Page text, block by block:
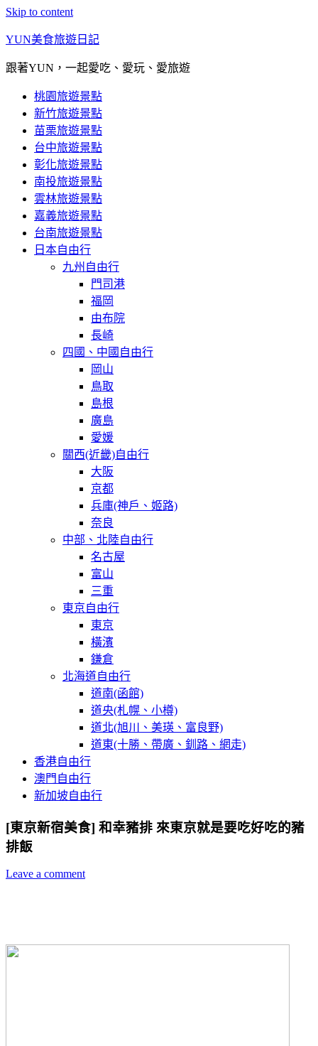
Skip to content
YUN美食旅遊日記
跟著YUN，一起愛吃、愛玩、愛旅遊
桃園旅遊景點
新竹旅遊景點
苗栗旅遊景點
台中旅遊景點
彰化旅遊景點
南投旅遊景點
雲林旅遊景點
嘉義旅遊景點
台南旅遊景點
日本自由行
九州自由行
門司港
福岡
由布院
長崎
四國、中國自由行
岡山
鳥取
島根
廣島
愛媛
關西(近畿)自由行
大阪
京都
兵庫(神戶、姬路)
奈良
中部、北陸自由行
名古屋
富山
三重
東京自由行
東京
橫濱
鎌倉
北海道自由行
道南(函館)
道央(札幌、小樽)
道北(旭川、美瑛、富良野)
道東(十勝、帶廣、釧路、網走)
香港自由行
澳門自由行
新加坡自由行
[東京新宿美食] 和幸豬排 來東京就是要吃好吃的豬
排飯
Leave a comment